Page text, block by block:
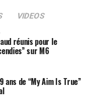
qui vient
par le passé. Bref,
ouvert à
ouvrir le chemin à
radieux.
disponibles sur
VIDEOS
réunis pour le
sur M6
de “My Aim Is True”